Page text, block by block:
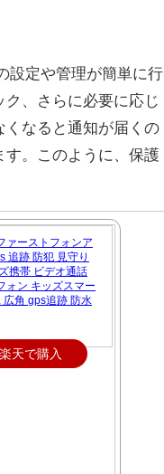
設定や管理が簡単に行
、さらに必要に応じ
くなると通知が届くの
す。このように、保護
ァーストフォンア
追跡 防犯 見守り
携帯 ビデオ通話
ォン キッズスマー
広角 gps追跡 防水
楽天で購入